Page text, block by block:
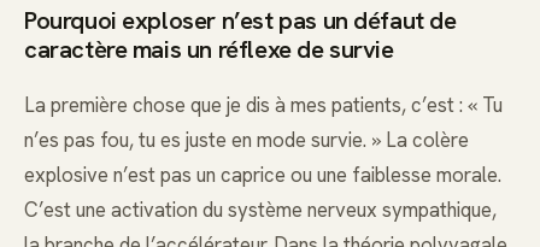
Pourquoi exploser n’est pas un défaut de
caractère mais un réflexe de survie
La première chose que je dis à mes patients, c’est : « Tu
n’es pas fou, tu es juste en mode survie. » La colère
explosive n’est pas un caprice ou une faiblesse morale.
C’est une activation du système nerveux sympathique,